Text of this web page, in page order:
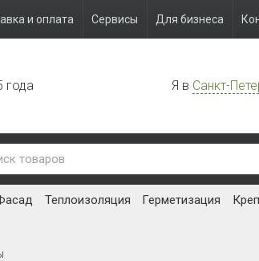
и оплата Сервисы Для бизнеса
года Я в Санкт-
Теплоизоляция Герметизация